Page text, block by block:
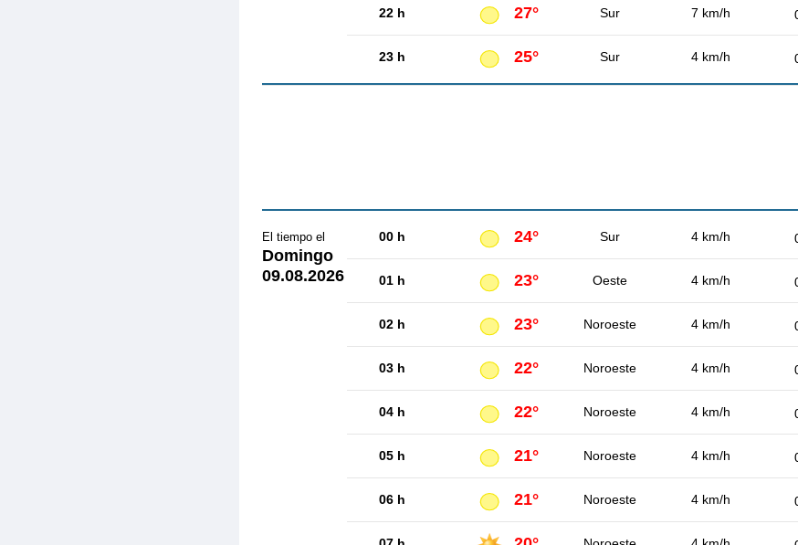
22 h 27° Sur 7 km/h
23 h 25° Sur 4 km/h
El tiempo el
Domingo
09.08.2026
00 h 24° Sur 4 km/h
01 h 23° Oeste 4 km/h
02 h 23° Noroeste 4 km/h
03 h 22° Noroeste 4 km/h
04 h 22° Noroeste 4 km/h
05 h 21° Noroeste 4 km/h
06 h 21° Noroeste 4 km/h